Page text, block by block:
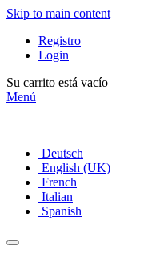
Skip to main content
Registro
Login
Su carrito está vacío
Menú
Deutsch
English (UK)
French
Italian
Spanish